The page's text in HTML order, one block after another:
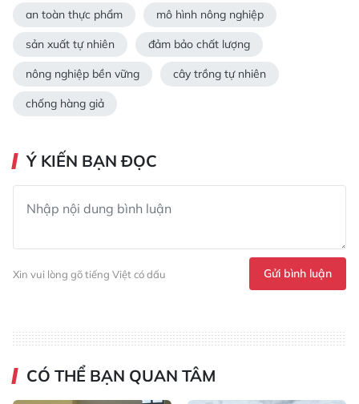
an toàn thực phẩm mô hình nông nghiệp
sản xuất tự nhiên đảm bảo chất lượng
nông nghiệp bền vững cây trồng tự nhiên
chống hàng giả
Ý KIẾN BẠN ĐỌC
Xin vui lòng gõ tiếng Việt có dấu Gửi bình luận
CÓ THỂ BẠN QUAN TÂM